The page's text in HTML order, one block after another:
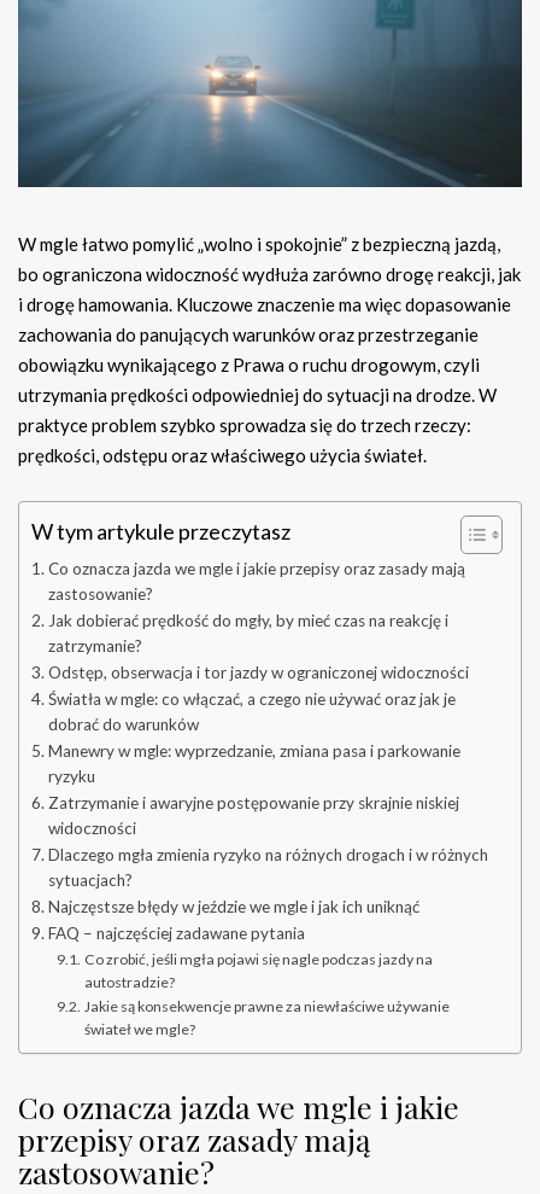
W mgle łatwo pomylić „wolno i spokojnie” z bezpieczną jazdą,
bo ograniczona widoczność wydłuża zarówno drogę reakcji, jak
i drogę hamowania. Kluczowe znaczenie ma więc dopasowanie
zachowania do panujących warunków oraz przestrzeganie
obowiązku wynikającego z Prawa o ruchu drogowym, czyli
utrzymania prędkości odpowiedniej do sytuacji na drodze. W
praktyce problem szybko sprowadza się do trzech rzeczy:
prędkości, odstępu oraz właściwego użycia świateł.
W tym artykule przeczytasz
Co oznacza jazda we mgle i jakie przepisy oraz zasady mają
zastosowanie?
Jak dobierać prędkość do mgły, by mieć czas na reakcję i
zatrzymanie?
Odstęp, obserwacja i tor jazdy w ograniczonej widoczności
Światła w mgle: co włączać, a czego nie używać oraz jak je
dobrać do warunków
Manewry w mgle: wyprzedzanie, zmiana pasa i parkowanie
ryzyku
Zatrzymanie i awaryjne postępowanie przy skrajnie niskiej
widoczności
Dlaczego mgła zmienia ryzyko na różnych drogach i w różnych
sytuacjach?
Najczęstsze błędy w jeździe we mgle i jak ich uniknąć
FAQ – najczęściej zadawane pytania
Co zrobić, jeśli mgła pojawi się nagle podczas jazdy na
autostradzie?
Jakie są konsekwencje prawne za niewłaściwe używanie
świateł we mgle?
Co oznacza jazda we mgle i jakie
przepisy oraz zasady mają
zastosowanie?